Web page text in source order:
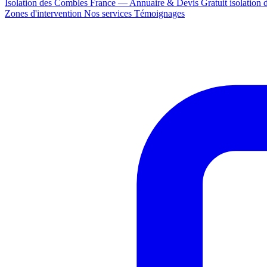
Isolation des Combles France — Annuaire & Devis Gratuit isolation
Zones d'intervention Nos services Témoignages